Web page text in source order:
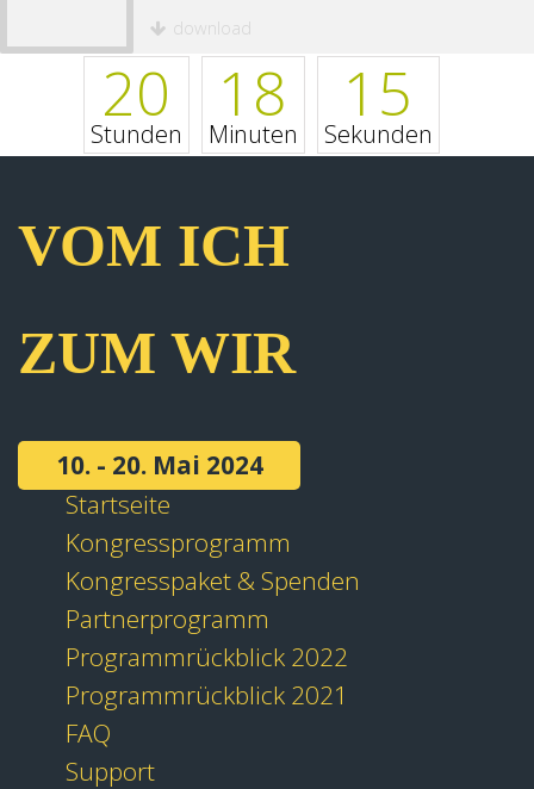
download
20
Stunden
18
Minuten
14
Sekunden
VOM ICH
ZUM WIR
10. - 20. Mai 2024
Startseite
Kongressprogramm
Kongresspaket & Spenden
Partnerprogramm
Programmrückblick 2022
Programmrückblick 2021
FAQ
Support